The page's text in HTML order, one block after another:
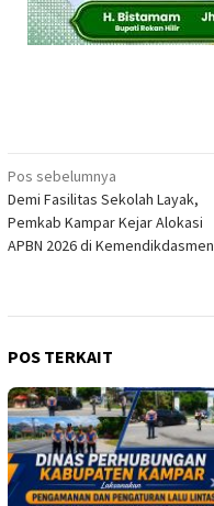
Navigasi
pos
Pos sebelumnya
Demi Fasilitas Sekolah Layak,
Pemkab Kampar Kejar Alokasi
APBN 2026 di Kemendikdasmen
POS TERKAIT